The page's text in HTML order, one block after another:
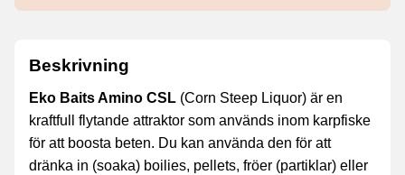
Beskrivning
Eko Baits Amino CSL (Corn Steep Liquor) är en
kraftfull flytande attraktor som används inom karpfiske
för att boosta beten. Du kan använda den för att
dränka in (soaka) boilies, pellets, fröer (partiklar) eller